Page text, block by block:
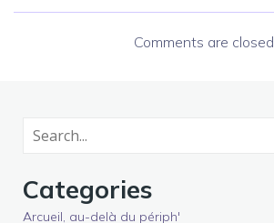
Comments are closed
Categories
Arcueil, au-delà du périph'